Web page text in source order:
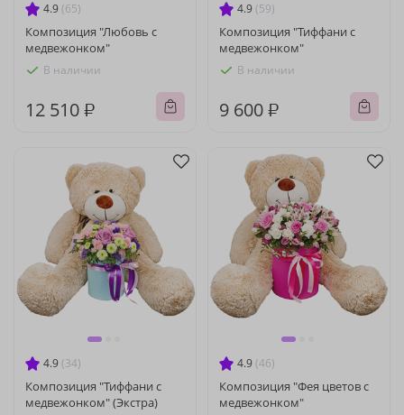
4.9 (65)
Композиция "Любовь с
медвежонком"
В наличии
12 510 ₽
4.9 (59)
Композиция "Тиффани с
медвежонком"
В наличии
9 600 ₽
4.9 (34)
Композиция "Тиффани с
медвежонком" (Экстра)
4.9 (46)
Композиция "Фея цветов с
медвежонком"